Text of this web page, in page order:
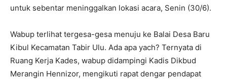
untuk sebentar meninggalkan lokasi acara, Senin (30/6).
Wabup terlihat tergesa-gesa menuju ke Balai Desa Baru
Kibul Kecamatan Tabir Ulu. Ada apa yach? Ternyata di
Ruang Kerja Kades, wabup didampingi Kadis Dikbud
Merangin Hennizor, mengikuti rapat dengar pendapat